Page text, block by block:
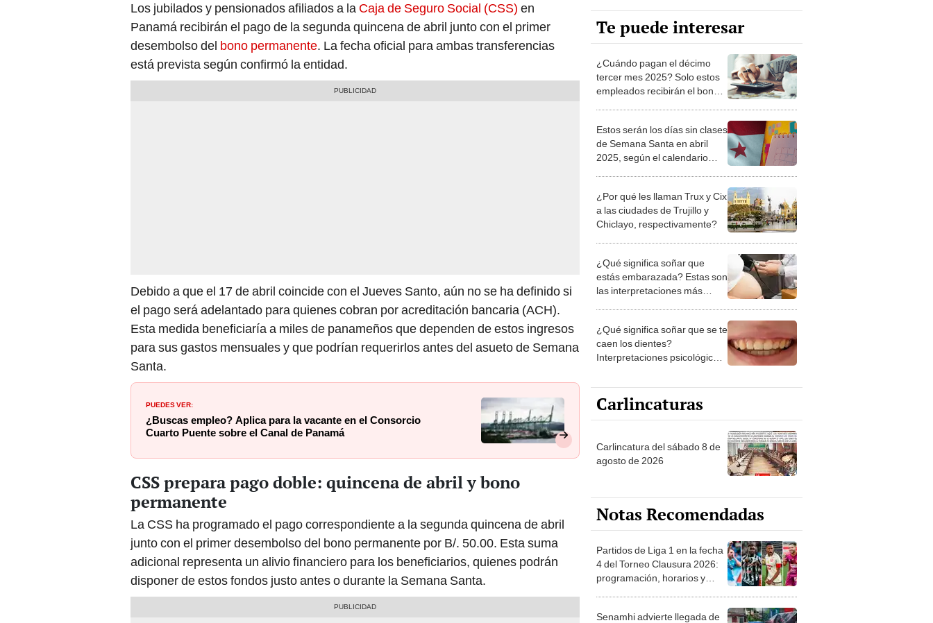
Los jubilados y pensionados afiliados a la Caja de Seguro Social (CSS) en
Panamá recibirán el pago de la segunda quincena de abril junto con el primer
desembolso del bono permanente. La fecha oficial para ambas transferencias
está prevista según confirmó la entidad.
Debido a que el 17 de abril coincide con el Jueves Santo, aún no se ha definido si
el pago será adelantado para quienes cobran por acreditación bancaria (ACH).
Esta medida beneficiaría a miles de panameños que dependen de estos ingresos
para sus gastos mensuales y que podrían requerirlos antes del asueto de Semana
Santa.
PUEDES VER:
¿Buscas empleo? Aplica para la vacante en el Consorcio
Cuarto Puente sobre el Canal de Panamá
CSS prepara pago doble: quincena de abril y bono
permanente
La CSS ha programado el pago correspondiente a la segunda quincena de abril
junto con el primer desembolso del bono permanente por B/. 50.00. Esta suma
adicional representa un alivio financiero para los beneficiarios, quienes podrán
disponer de estos fondos justo antes o durante la Semana Santa.
Te puede interesar
¿Cuándo pagan el décimo
tercer mes 2025? Solo estos
empleados recibirán el bono
Estos serán los días sin clases
de Semana Santa en abril
2025, según el calendario
¿Por qué les llaman Trux y Cix
a las ciudades de Trujillo y
Chiclayo, respectivamente?
¿Qué significa soñar que
estás embarazada? Estas son
las interpretaciones más
¿Qué significa soñar que se te
caen los dientes?
Interpretaciones psicológicas
Carlincaturas
Carlincatura del sábado 8 de
agosto de 2026
Notas Recomendadas
Partidos de Liga 1 en la fecha
4 del Torneo Clausura 2026:
programación, horarios y
Senamhi advierte llegada de